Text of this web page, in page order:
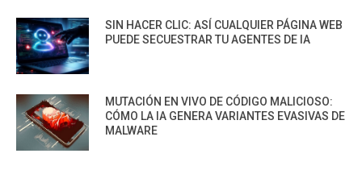
SIN HACER CLIC: ASÍ CUALQUIER PÁGINA WEB
PUEDE SECUESTRAR TU AGENTES DE IA
MUTACIÓN EN VIVO DE CÓDIGO MALICIOSO:
CÓMO LA IA GENERA VARIANTES EVASIVAS DE
MALWARE